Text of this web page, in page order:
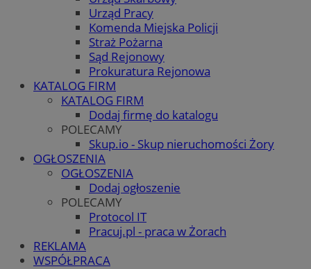
Urząd Pracy
Komenda Miejska Policji
Straż Pożarna
Sąd Rejonowy
Prokuratura Rejonowa
KATALOG FIRM
KATALOG FIRM
Dodaj firmę do katalogu
POLECAMY
Skup.io - Skup nieruchomości Żory
OGŁOSZENIA
OGŁOSZENIA
Dodaj ogłoszenie
POLECAMY
Protocol IT
Pracuj.pl - praca w Żorach
REKLAMA
WSPÓŁPRACA